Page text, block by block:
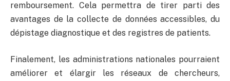
remboursement. Cela permettra de tirer parti des
avantages de la collecte de données accessibles, du
dépistage diagnostique et des registres de patients.
Finalement, les administrations nationales pourraient
améliorer et élargir les réseaux de chercheurs,